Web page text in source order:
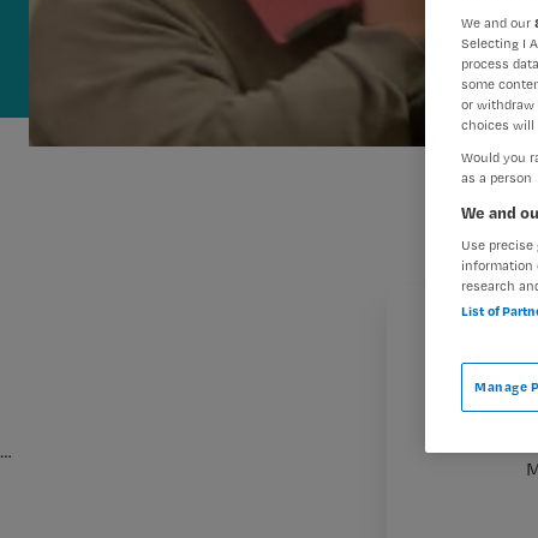
…
We and our
Selecting I
process
some
or withdraw
choices will
Would you
as a person
We and
Use
information
research
List of
Manage